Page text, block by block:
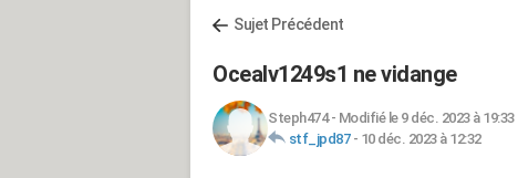
Sujet Précédent
Ocealv1249s1 ne vidange
Steph474- Modifié le 9 déc. 2023 à 19:33
stf_jpd87- 10 déc. 2023 à 12:32